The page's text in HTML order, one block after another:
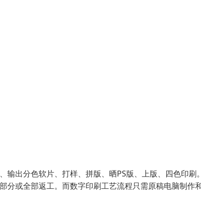
出分色软片、打样、拼版、晒PS版、上版、四色印刷
分或全部返工。而数字印刷工艺流程只需原稿电脑制作